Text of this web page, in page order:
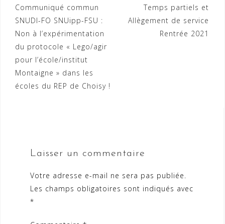
Navigation
de
l’article
Communiqué commun
SNUDI-FO SNUipp-FSU :
Non à l’expérimentation
du protocole « Lego/agir
pour l’école/institut
Montaigne » dans les
écoles du REP de Choisy !
Temps partiels et
Allègement de service
Rentrée 2021
Laisser un commentaire
Votre adresse e-mail ne sera pas publiée.
Les champs obligatoires sont indiqués avec
*